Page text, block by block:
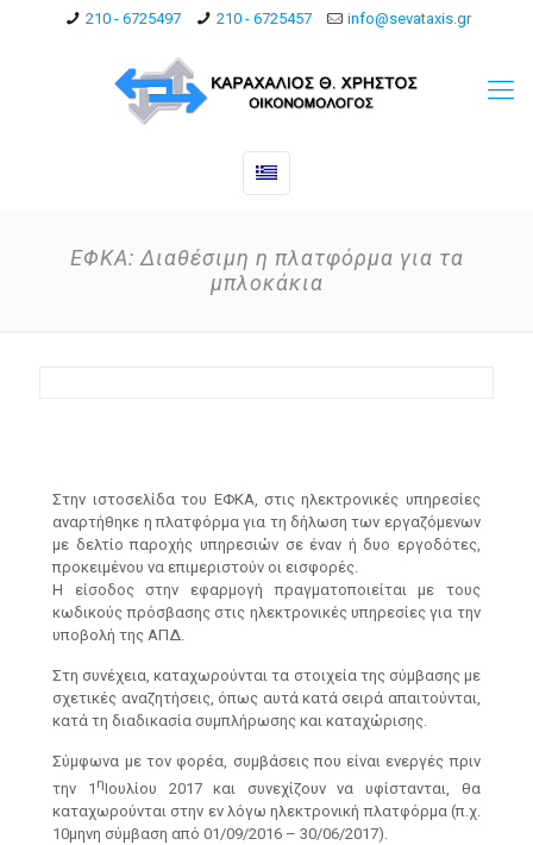
210 - 6725497 210 - 6725457 info@sevataxis.gr
ΕΦΚΑ: Διαθέσιμη η πλατφόρμα για τα
μπλοκάκια
Στην ιστοσελίδα του ΕΦΚΑ, στις ηλεκτρονικές υπηρεσίες
αναρτήθηκε η πλατφόρμα για τη δήλωση των εργαζόμενων
με δελτίο παροχής υπηρεσιών σε έναν ή δυο εργοδότες,
προκειμένου να επιμεριστούν οι εισφορές.
Η είσοδος στην εφαρμογή πραγματοποιείται με τους
κωδικούς πρόσβασης στις ηλεκτρονικές υπηρεσίες για την
υποβολή της ΑΠΔ.
Στη συνέχεια, καταχωρούνται τα στοιχεία της σύμβασης με
σχετικές αναζητήσεις, όπως αυτά κατά σειρά απαιτούνται,
κατά τη διαδικασία συμπλήρωσης και καταχώρισης.
Σύμφωνα με τον φορέα, συμβάσεις που είναι ενεργές πριν
την 1 ηΙουλίου 2017 και συνεχίζουν να υφίστανται, θα
καταχωρούνται στην εν λόγω ηλεκτρονική πλατφόρμα (π.χ.
10μηνη σύμβαση από 01/09/2016 – 30/06/2017).